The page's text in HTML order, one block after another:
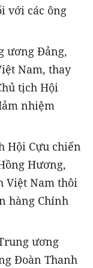
với các ông
ương Đảng,
Nam, thay
tịch Hội
nhiệm
Hội Cựu chiến
Hương,
Việt Nam thôi
hàng Chính
ương
Đoàn Thanh